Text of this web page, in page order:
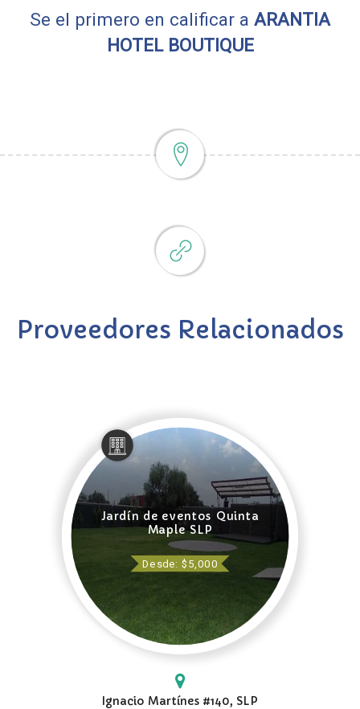
Se el primero en calificar a ARANTIA
HOTEL BOUTIQUE
Proveedores Relacionados
Jardín de eventos Quinta
Maple SLP
Desde: $5,000
Ignacio Martínes #140, SLP